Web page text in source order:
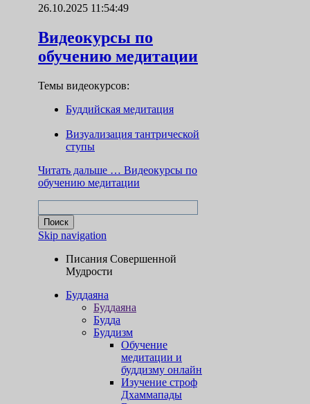
26.10.2025 11:54:49
Видеокурсы по
обучению медитации
Темы видеокурсов:
Буддийская медитация
Визуализация тантрической
ступы
Читать дальше … Видеокурсы по
обучению медитации
Skip navigation
Писания Совершенной
Мудрости
Буддаяна
Буддаяна
Будда
Буддизм
Обучение
медитации и
буддизму онлайн
Изучение строф
Дхаммапады